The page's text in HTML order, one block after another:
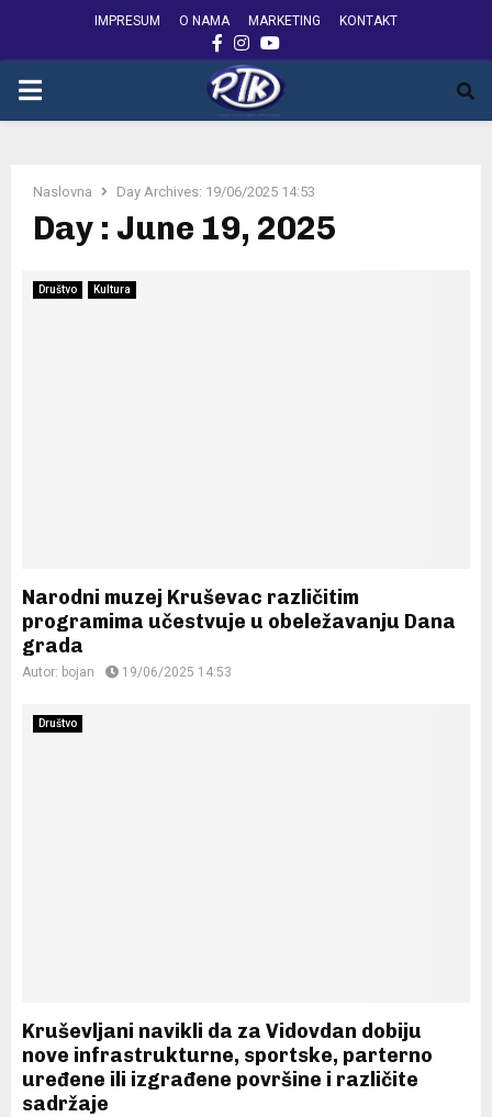
IMPRESUM O NAMA MARKETING KONTAKT
FACEBOOK
INSTAGRAM
YOUTUBE
PRIMARY
Naslovna Day Archives: 19/06/2025 14:53
Day : June 19, 2025
Društvo Kultura
Narodni muzej Kruševac različitim
programima učestvuje u obeležavanju Dana
grada
Autor: bojan 19/06/2025 14:53
Društvo
Kruševljani navikli da za Vidovdan dobiju
nove infrastrukturne, sportske, parterno
uređene ili izgrađene površine i različite
sadržaje